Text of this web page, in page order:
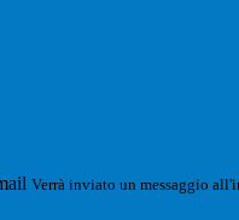
Verrà inviato un messaggio